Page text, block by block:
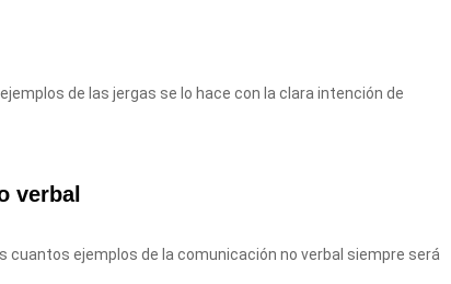
de las jergas se lo hace con la clara intención de
verbal
cuantos ejemplos de la comunicación no verbal siempre será